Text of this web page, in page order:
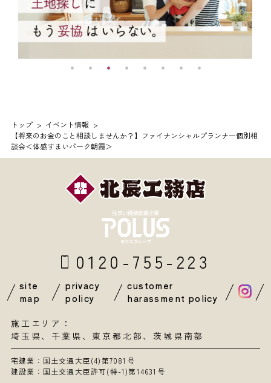
トップ
イベント情報
【将来のお金のこと相談しませんか？】ファイナンシャルプランナー個別相
談会＜体感すまいパーク朝霞＞
0120-755-223
site
map
privacy
policy
customer
harassment policy
施工エリア：
埼玉県、 千葉県 、東京都北部、茨城県南部
宅建業：国土交通大臣(4)第7081号
建設業：国土交通大臣許可(特-1)第14631号